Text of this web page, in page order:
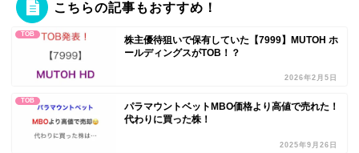
こちらの記事もおすすめ！
TOB
株主優待狙いで保有していた【7999】MUTOH ホ
ールディングスがTOB！？
2026年2月5日
TOB
パラマウントベットMBO価格より高値で売れた！
代わりに買った株！
2025年9月26日